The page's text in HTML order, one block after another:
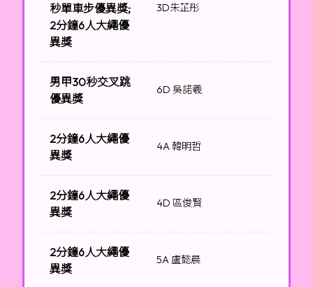
秒單車步優異獎;
2分鐘6人大繩優
異獎
3D朱芷彤
男甲30秒交叉跳
優異獎
6D 吳諾羲
2分鐘6人大繩優
異獎
4A 韓明哲
2分鐘6人大繩優
異獎
4D 區俊賢
2分鐘6人大繩優
異獎
5A 盧懿晨